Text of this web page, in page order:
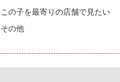
この子を最寄りの店舗で見たい
その他